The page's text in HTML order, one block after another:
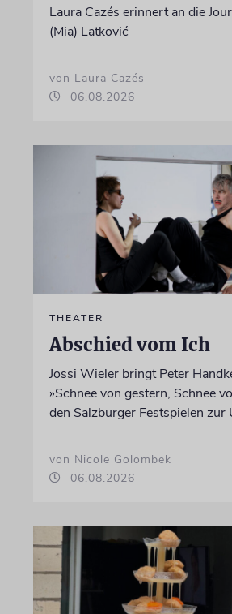
Laura Cazés erinnert an die
(Mia) Latković
von Laura Cazés
06.08.2026
THEATER
Abschied vom Ich
Jossi Wieler bringt Peter
»Schnee von gestern, Schnee
den Salzburger Festspielen
von Nicole Golombek
06.08.2026